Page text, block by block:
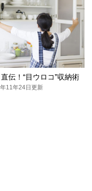
伝！“目ウロコ”収納術
11年24日更新